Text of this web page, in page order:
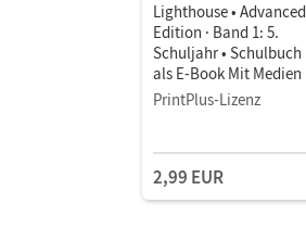
Lighthouse • Advanced
Edition · Band 1: 5.
Schuljahr • Schulbuch
als E-Book Mit Medien
PrintPlus-Lizenz
2,99 EUR